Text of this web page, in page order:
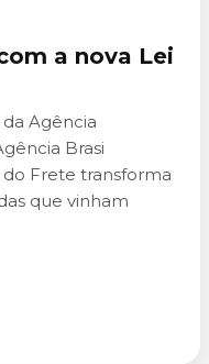
a nova Lei
Agência
Brasi
do Frete transforma
que vinham